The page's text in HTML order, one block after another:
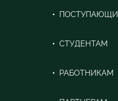
Б1.О.15
СТУДЕНТАМ
РАБОТНИКАМ